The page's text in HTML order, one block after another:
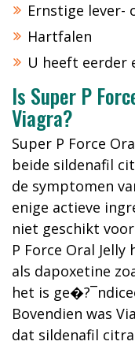
Ernstige lever-
Hartfalen
U heeft eerder
Is Super P
Viagra?
Super P Force
beide sildenafil
de symptomen
enige actieve
niet geschikt
P Force Oral
als dapoxetine
het is
Bovendien was
dat sildenafil